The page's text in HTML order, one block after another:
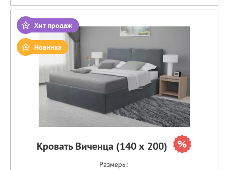
Хит продаж
Новинка
Кровать Виченца (140 х 200)
Размеры: